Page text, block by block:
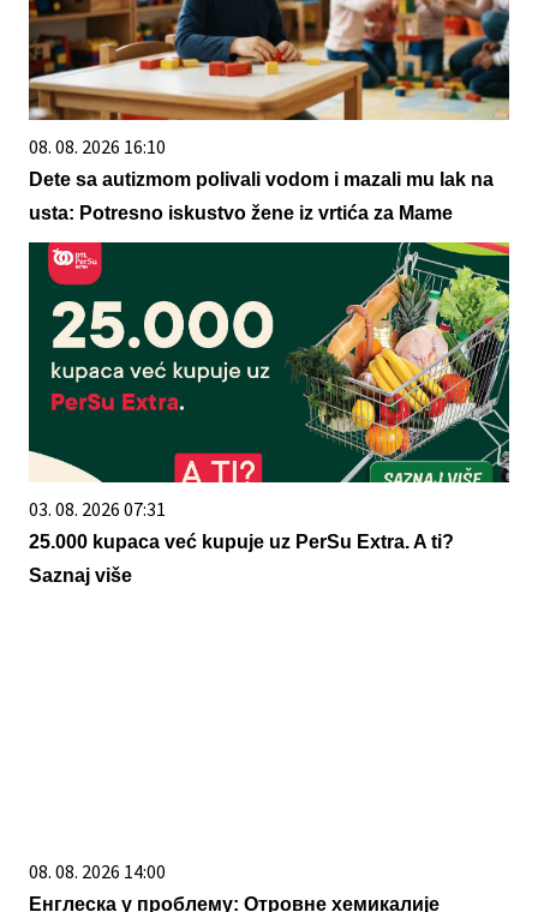
08. 08. 2026 16:10
Dete sa autizmom polivali vodom i mazali mu lak na
usta: Potresno iskustvo žene iz vrtića za Mame
03. 08. 2026 07:31
25.000 kupaca već kupuje uz PerSu Extra. A ti?
Saznaj više
08. 08. 2026 14:00
Енглеска у проблему: Отровне хемикалије